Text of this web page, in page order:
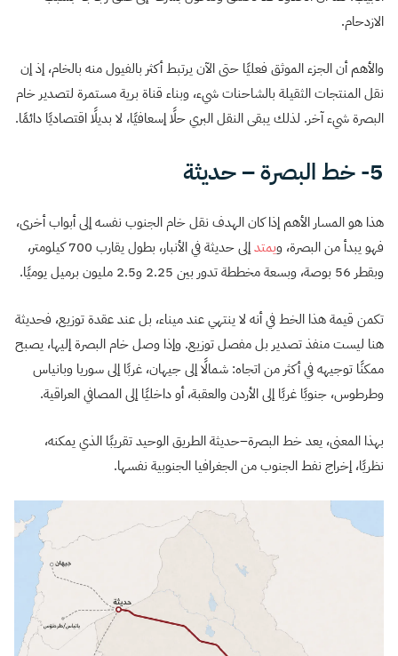
الازدحام.
والأهم أن الجزء الموثق فعليًا حتى الآن يرتبط أكثر بالفيول منه بالخام، إذ إن
نقل المنتجات الثقيلة بالشاحنات شيء، وبناء قناة برية مستمرة لتصدير خام
البصرة شيء آخر. لذلك يبقى النقل البري حلًا إسعافيًا، لا بديلًا اقتصاديًا دائمًا.
5- خط البصرة – حديثة
هذا هو المسار الأهم إذا كان الهدف نقل خام الجنوب نفسه إلى أبواب أخرى،
فهو يبدأ من البصرة، ويمتد
إلى حديثة في الأنبار، بطول يقارب 700 كيلومتر،
وبقطر 56 بوصة، وبسعة مخططة تدور بين 2.25 و2.5 مليون برميل يوميًا.
تكمن قيمة هذا الخط في أنه لا ينتهي عند ميناء، بل عند عقدة توزيع، فحديثة
هنا ليست منفذ تصدير بل مفصل توزيع. وإذا وصل خام البصرة إليها، يصبح
ممكنًا توجيهه في أكثر من اتجاه: شمالًا إلى جيهان، غربًا إلى سوريا وبانياس
وطرطوس، جنوبًا غربًا إلى الأردن والعقبة، أو داخليًا إلى المصافي العراقية.
بهذا المعنى، يعد خط البصرة–حديثة الطريق الوحيد تقريبًا الذي يمكنه،
نظريًا، إخراج نفط الجنوب من الجغرافيا الجنوبية نفسها.